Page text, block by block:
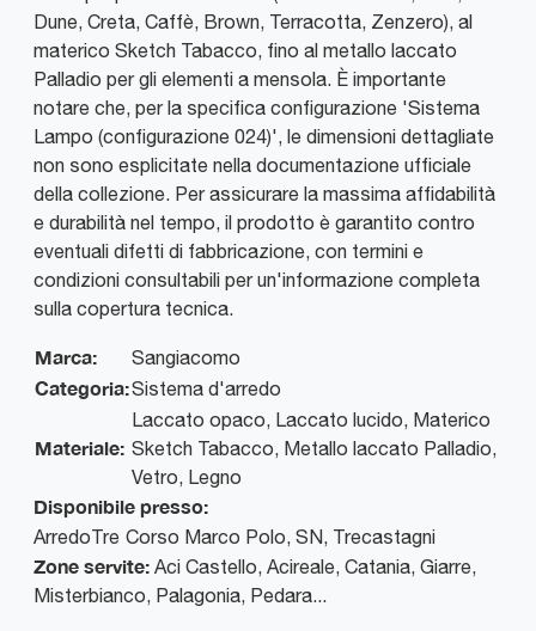
Dune, Creta, Caffè, Brown, Terracotta, Zenzero), al
materico Sketch Tabacco, fino al metallo laccato
Palladio per gli elementi a mensola. È importante
notare che, per la specifica configurazione 'Sistema
Lampo (configurazione 024)', le dimensioni dettagliate
non sono esplicitate nella documentazione ufficiale
della collezione. Per assicurare la massima affidabilità
e durabilità nel tempo, il prodotto è garantito contro
eventuali difetti di fabbricazione, con termini e
condizioni consultabili per un'informazione completa
sulla copertura tecnica.
Marca: Sangiacomo
Categoria:Sistema d'arredo
Materiale:
Laccato opaco, Laccato lucido, Materico
Sketch Tabacco, Metallo laccato Palladio,
Vetro, Legno
Disponibile presso:
ArredoTre Corso Marco Polo, SN, Trecastagni
Zone servite: Aci Castello, Acireale, Catania, Giarre,
Misterbianco, Palagonia, Pedara...